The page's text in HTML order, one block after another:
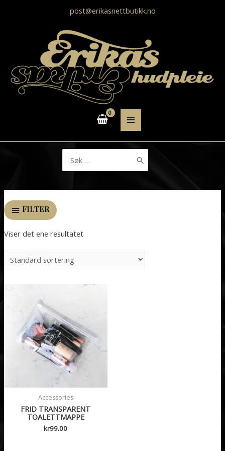
post@erikasnettbutikk.no
HOVEDMENY
etter:
FILTER
Viser det ene resultatet
Accessories
FRID TRANSPARENT
TOALETTMAPPE
kr99.00